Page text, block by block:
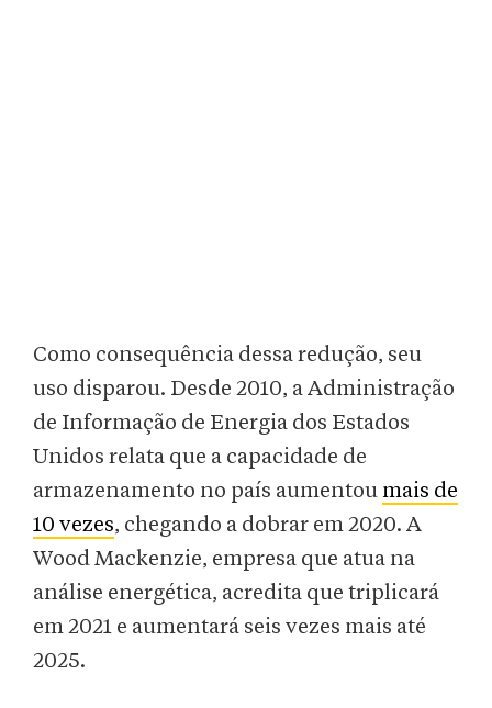
Como consequência dessa redução, seu
uso disparou. Desde 2010, a Administração
de Informação de Energia dos Estados
Unidos relata que a capacidade de
armazenamento no país aumentou mais de
10 vezes, chegando a dobrar em 2020. A
Wood Mackenzie, empresa que atua na
análise energética, acredita que triplicará
em 2021 e aumentará seis vezes mais até
2025.